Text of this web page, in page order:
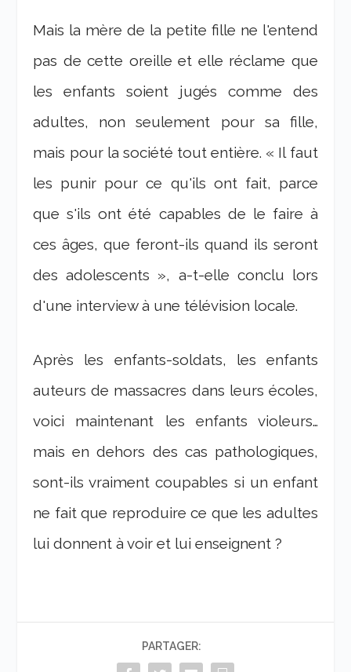
Mais la mère de la petite fille ne l'entend
pas de cette oreille et elle réclame que
les enfants soient jugés comme des
adultes, non seulement pour sa fille,
mais pour la société tout entière. « Il faut
les punir pour ce qu'ils ont fait, parce
que s'ils ont été capables de le faire à
ces âges, que feront-ils quand ils seront
des adolescents », a-t-elle conclu lors
d'une interview à une télévision locale.
Après les enfants-soldats, les enfants
auteurs de massacres dans leurs écoles,
voici maintenant les enfants violeurs…
mais en dehors des cas pathologiques,
sont-ils vraiment coupables si un enfant
ne fait que reproduire ce que les adultes
lui donnent à voir et lui enseignent ?
PARTAGER: